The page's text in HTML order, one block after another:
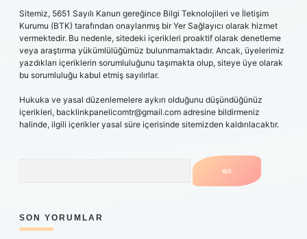
Sitemiz, 5651 Sayılı Kanun gereğince Bilgi Teknolojileri ve İletişim
Kurumu (BTK) tarafından onaylanmış bir Yer Sağlayıcı olarak hizmet
vermektedir. Bu nedenle, sitedeki içerikleri proaktif olarak denetleme
veya araştırma yükümlülüğümüz bulunmamaktadır. Ancak, üyelerimiz
yazdıkları içeriklerin sorumluluğunu taşımakta olup, siteye üye olarak
bu sorumluluğu kabul etmiş sayılırlar.
Hukuka ve yasal düzenlemelere aykırı olduğunu düşündüğünüz
içerikleri, backlinkpanelicomtr@gmail.com adresine bildirmeniz
halinde, ilgili içerikler yasal süre içerisinde sitemizden kaldırılacaktır.
SON YORUMLAR